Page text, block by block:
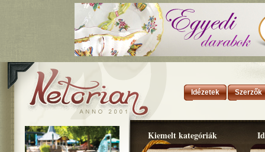
Idézetek Szerzők
Kiemelt kategóriák